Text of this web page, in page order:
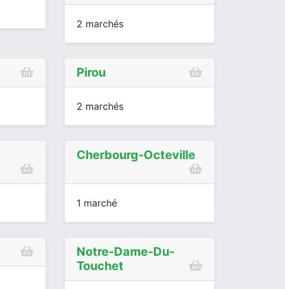
2 marchés
Pirou
2 marchés
Cherbourg-Octeville
1 marché
Notre-Dame-Du-
Touchet